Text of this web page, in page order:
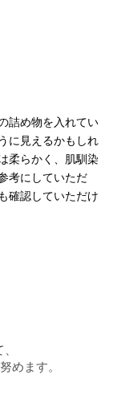
詰め物を入れてい
に見えるかもしれ
柔らかく、肌馴染
考にしていただ
確認していただけ
めます。